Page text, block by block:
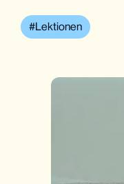
Lektionen